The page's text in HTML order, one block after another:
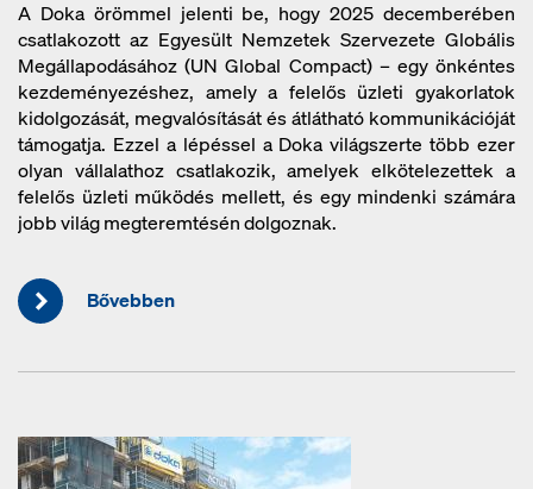
A Doka örömmel jelenti be, hogy 2025 decemberében
csatlakozott az Egyesült Nemzetek Szervezete Globális
Megállapodásához (UN Global Compact) – egy önkéntes
kezdeményezéshez, amely a felelős üzleti gyakorlatok
kidolgozását, megvalósítását és átlátható kommunikációját
támogatja. Ezzel a lépéssel a Doka világszerte több ezer
olyan vállalathoz csatlakozik, amelyek elkötelezettek a
felelős üzleti működés mellett, és egy mindenki számára
jobb világ megteremtésén dolgoznak.
Bővebben